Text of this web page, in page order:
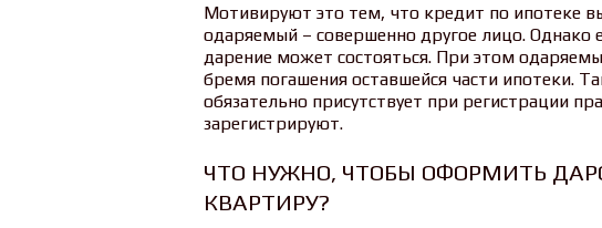
Мотивируют это тем, что кредит по ипотеке
одаряемый – совершенно другое лицо. Однако
дарение может состояться. При этом
бремя погашения оставшейся части ипотеки.
обязательно присутствует при регистрации
зарегистрируют.
ЧТО НУЖНО, ЧТОБЫ ОФОРМИТЬ
КВАРТИРУ?